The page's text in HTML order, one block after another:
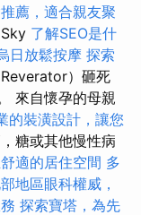
薦，適合親友聚
了解SEO是什
日放鬆按摩 探索
Reverator）砸死
來自懷孕的母親
的裝潢設計，讓您
糖或其他慢性病
適的居住空間 多
地區眼科權威，
探索寶塔，為先